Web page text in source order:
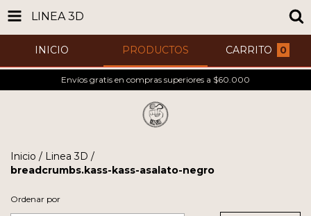
LINEA 3D
INICIO PRODUCTOS CARRITO 0
Envíos gratis en compras superiores a $60.000
Inicio / Linea 3D /
breadcrumbs.kass-kass-asalato-negro
Ordenar por